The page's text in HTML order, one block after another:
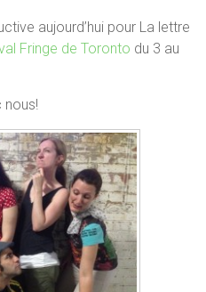
aujourd’hui pour La lettre
Fringe de Toronto du 3 au